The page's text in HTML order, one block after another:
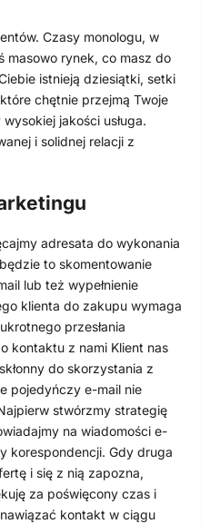
Czasy monologu, w
masowo rynek, co masz do
istnieją dziesiątki, setki
chętnie przejmą Twoje
jakości usługa.
i solidnej relacji z
adresata do wykonania
to skomentowanie
lub też wypełnienie
klienta do zakupu wymaga
przesłania
kontaktu z nami Klient nas
do skorzystania z
pojedyńczy e-mail nie
stwórzmy strategię
na wiadomości e-
korespondencji. Gdy druga
i się z nią zapozna,
za poświęcony czas i
kontakt w ciągu